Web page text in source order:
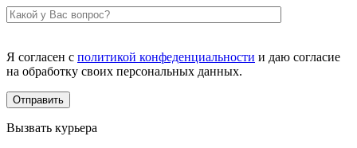
Я согласен с политикой конфеденциальности и даю согласие
на обработку своих персональных данных.
Вызвать курьера